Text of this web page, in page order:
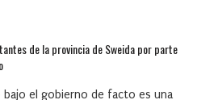
de la provincia de Sweida por parte
el gobierno de facto es una